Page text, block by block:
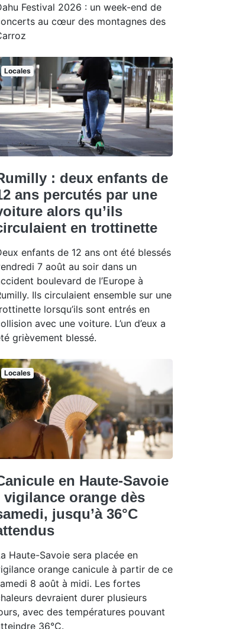
Festival 2026 : un week-end de
au cœur des montagnes des
Locales
: deux enfants de
ans percutés par une
alors qu’ils
en trottinette
enfants de 12 ans ont été blessés
7 août au soir dans un
boulevard de l’Europe à
Ils circulaient ensemble sur une
lorsqu’ils sont entrés en
avec une voiture. L’un d’eux a
grièvement blessé.
Locales
en Haute-Savoie
vigilance orange dès
jusqu’à 36°C
Haute-Savoie sera placée en
orange canicule à partir de ce
8 août à midi. Les fortes
devraient durer plusieurs
avec des températures pouvant
36°C.